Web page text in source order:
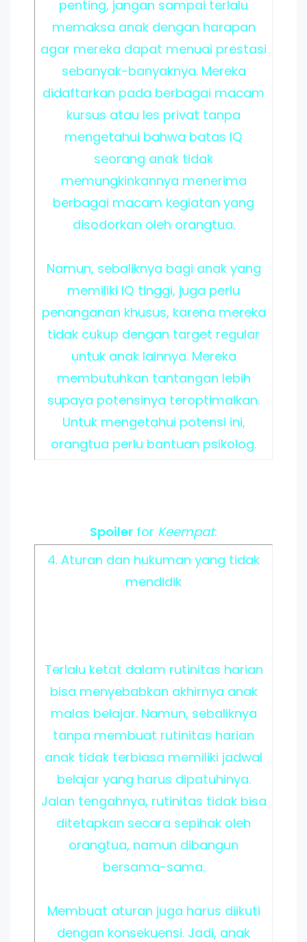
penting, jangan sampai terlalu
memaksa anak dengan harapan
agar mereka dapat menuai prestasi
sebanyak-banyaknya. Mereka
didaftarkan pada berbagai macam
kursus atau les privat tanpa
mengetahui bahwa batas IQ
seorang anak tidak
memungkinkannya menerima
berbagai macam kegiatan yang
disodorkan oleh orangtua.
Namun, sebaliknya bagi anak yang
memiliki IQ tinggi, juga perlu
penanganan khusus, karena mereka
tidak cukup dengan target regular
untuk anak lainnya. Mereka
membutuhkan tantangan lebih
supaya potensinya teroptimalkan.
Untuk mengetahui potensi ini,
orangtua perlu bantuan psikolog.
Spoiler for Keempat:
4. Aturan dan hukuman yang tidak
mendidik
Terlalu ketat dalam rutinitas harian
bisa menyebabkan akhirnya anak
malas belajar. Namun, sebaliknya
tanpa membuat rutinitas harian
anak tidak terbiasa memiliki jadwal
belajar yang harus dipatuhinya.
Jalan tengahnya, rutinitas tidak bisa
ditetapkan secara sepihak oleh
orangtua, namun dibangun
bersama-sama.
Membuat aturan juga harus diikuti
dengan konsekuensi. Jadi, anak